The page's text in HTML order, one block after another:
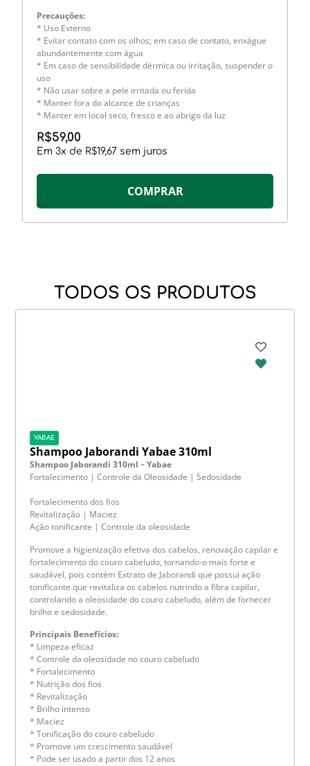
Precauções:
* Uso Externo
* Evitar contato com os olhos; em caso de contato, enxágue
abundantemente com água
* Em caso de sensibilidade dérmica ou irritação, suspender o
uso
* Não usar sobre a pele irritada ou ferida
* Manter fora do alcance de crianças
* Manter em local seco, fresco e ao abrigo da luz
R$59,00
Em3x de R$19,67 sem juros
COMPRAR
TODOS OS PRODUTOS
YABAE
Shampoo Jaborandi Yabae 310ml
Shampoo Jaborandi 310ml – Yabae
Fortalecimento | Controle da Oleosidade | Sedosidade
Fortalecimento dos fios
Revitalização | Maciez
Ação tonificante | Controle da oleosidade
Promove a higienização efetiva dos cabelos, renovação capilar e
fortalecimento do couro cabeludo, tornando-o mais forte e
saudável, pois contém Extrato de Jaborandi que possui ação
tonificante que revitaliza os cabelos nutrindo a fibra capilar,
controlando a oleosidade do couro cabeludo, além de fornecer
brilho e sedosidade.
Principais Benefícios:
* Limpeza eficaz
* Controle da oleosidade no couro cabeludo
* Fortalecimento
* Nutrição dos fios
* Revitalização
* Brilho intenso
* Maciez
* Tonificação do couro cabeludo
* Promove um crescimento saudável
* Pode ser usado a partir dos 12 anos